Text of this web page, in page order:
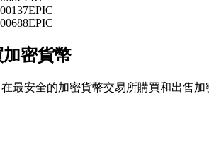
EPIC
EPIC
密貨幣
在最安全的加密貨幣交易所購買和出售加